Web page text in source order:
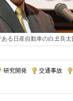
ある日産自動車の白𡈽良太
研究開発 交通事故